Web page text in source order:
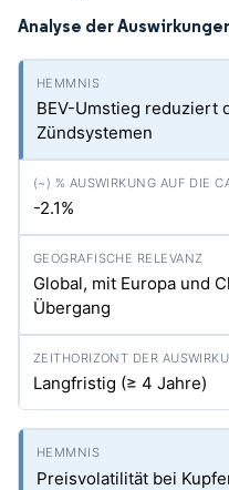
Analyse der
BEV-Umstieg reduziert
Zündsystemen
-2.1%
Global, mit Europa und
Übergang
Langfristig (≥ 4 Jahre)
Preisvola­tilität bei